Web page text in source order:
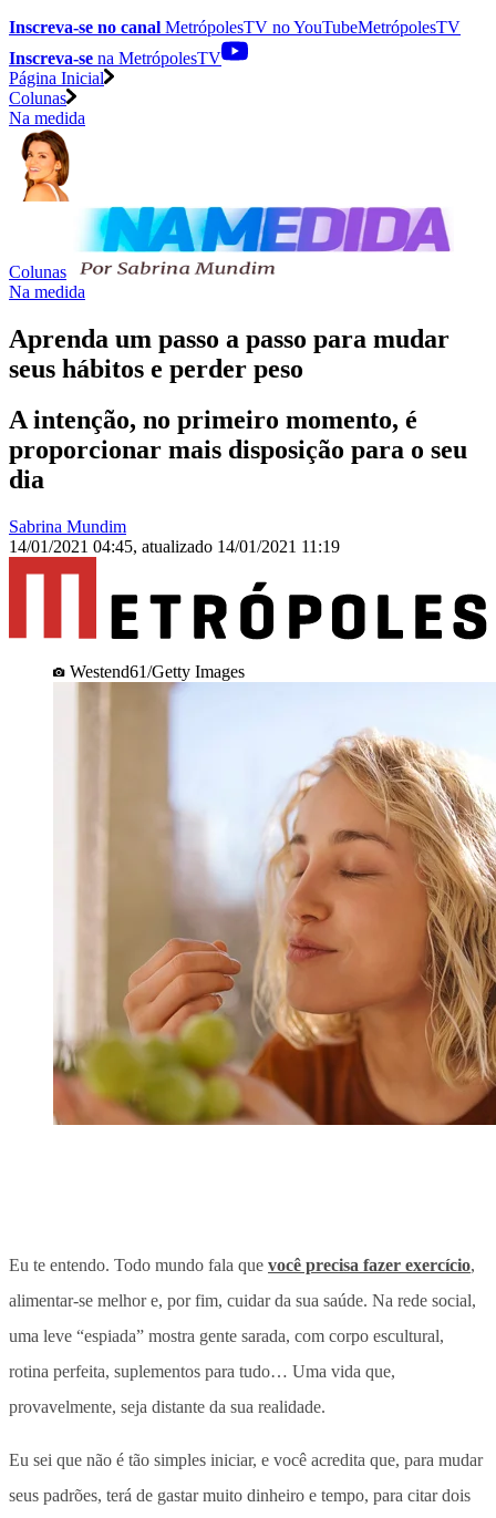
Inscreva-se no canal MetrópolesTV noYouTubeMetrópolesTV
Inscreva-se na MetrópolesTV
Página Inicial
Colunas
Na medida
Colunas
Na medida
Aprenda um passo a passo para mudar
seus hábitos e perder peso
A intenção, no primeiro momento, é
proporcionar mais disposição para o seu
dia
Sabrina Mundim
14/01/2021 04:45, atualizado 14/01/2021 11:19
Westend61/Getty Images
Eu te entendo. Todo mundo fala que você precisa fazer exercício,
alimentar-se melhor e, por fim, cuidar da sua saúde. Na rede social,
uma leve “espiada” mostra gente sarada, com corpo escultural,
rotina perfeita, suplementos para tudo… Uma vida que,
provavelmente, seja distante da sua realidade.
Eu sei que não é tão simples iniciar, e você acredita que, para mudar
seus padrões, terá de gastar muito dinheiro e tempo, para citar dois